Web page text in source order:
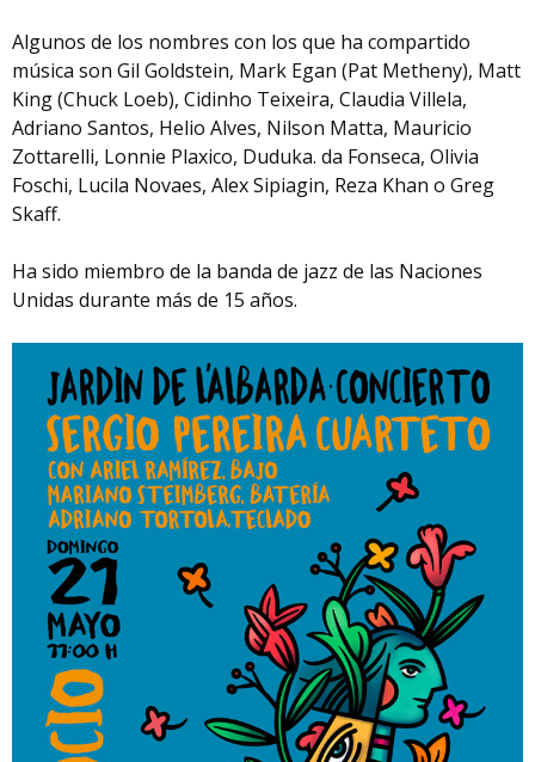
Algunos de los nombres con los que ha compartido
música son Gil Goldstein, Mark Egan (Pat Metheny), Matt
King (Chuck Loeb), Cidinho Teixeira, Claudia Villela,
Adriano Santos, Helio Alves, Nilson Matta, Mauricio
Zottarelli, Lonnie Plaxico, Duduka. da Fonseca, Olivia
Foschi, Lucila Novaes, Alex Sipiagin, Reza Khan o Greg
Skaff.
Ha sido miembro de la banda de jazz de las Naciones
Unidas durante más de 15 años.